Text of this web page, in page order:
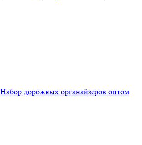
Набор дорожных органайзеров оптом